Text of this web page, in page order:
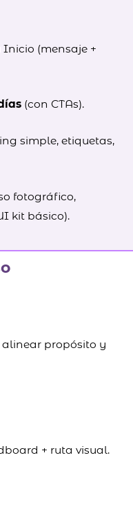
(mensaje +
(con CTAs).
simple, etiquetas,
fotográfico,
kit básico).
alinear propósito y
+ ruta visual.